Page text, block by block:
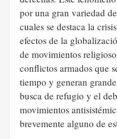
Emergencia
nacional
por
feminicidios
por una gran variedad
cuales se destaca la
efectos de la
de movimientos
conflictos armados que
tiempo y generan
busca de refugio y el
movimientos
brevemente alguno de